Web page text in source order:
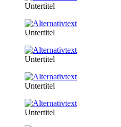
Untertitel
Untertitel
Untertitel
Untertitel
Untertitel